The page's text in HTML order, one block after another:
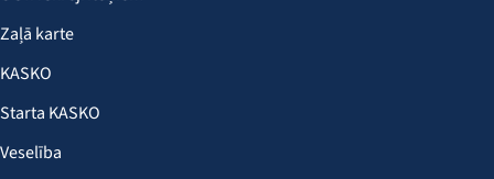
Zaļā karte
KASKO
Starta KASKO
Veselība